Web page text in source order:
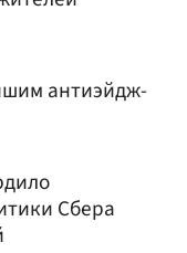
антиэйдж-
Сбера